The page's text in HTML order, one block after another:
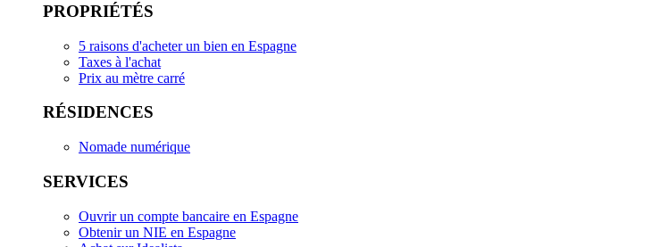
PROPRIÉTÉS
5 raisons d'acheter un bien en Espagne
Taxes à l'achat
Prix au mètre carré
RÉSIDENCES
Nomade numérique
SERVICES
Ouvrir un compte bancaire en Espagne
Obtenir un NIE en Espagne